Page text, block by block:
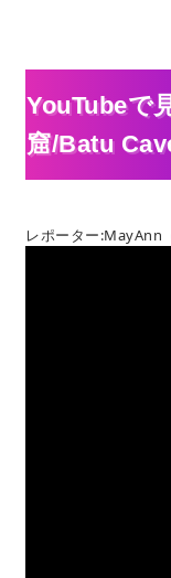
YouTubeで
窟/Batu
レポーター:MayAnn